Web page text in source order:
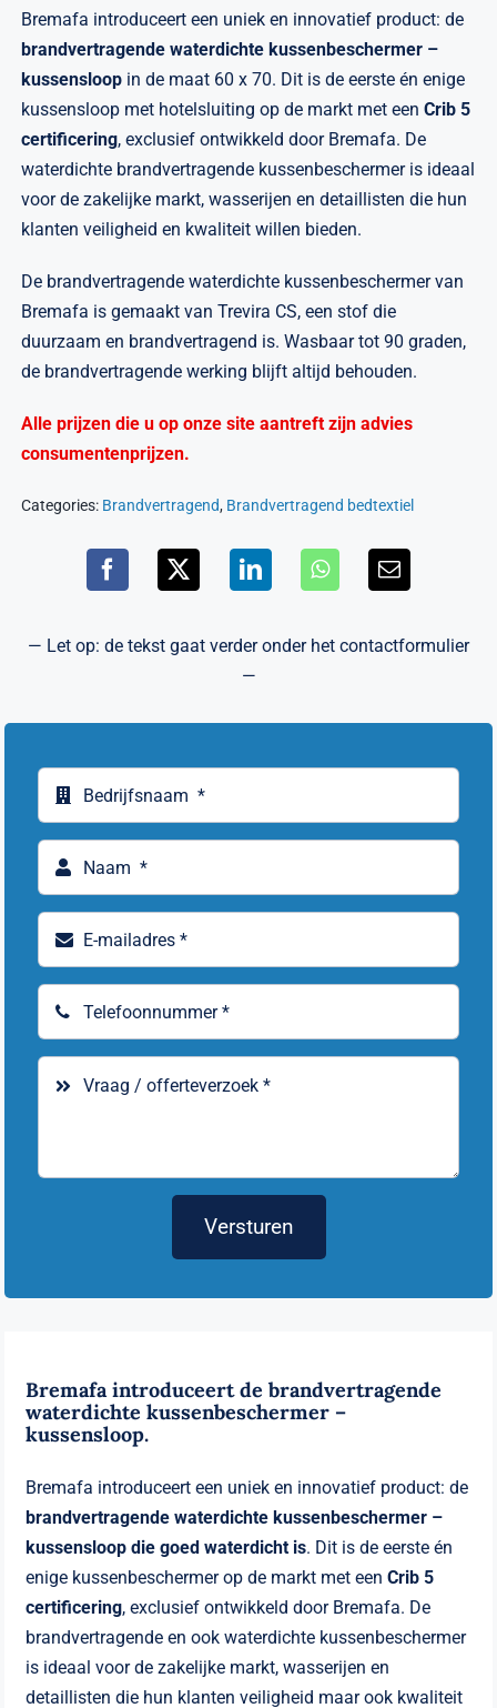
Bremafa introduceert een uniek en innovatief product: de
brandvertragende waterdichte kussenbeschermer –
kussensloop in de maat 60 x 70. Dit is de eerste én enige
kussensloop met hotelsluiting op de markt met eenCrib 5
certificering, exclusief ontwikkeld door Bremafa. De
waterdichte brandvertragende kussenbeschermer is ideaal
voor de zakelijke markt, wasserijen en detaillisten die hun
klanten veiligheid en kwaliteit willen bieden.
De brandvertragende waterdichte kussenbeschermer van
Bremafa is gemaakt van Trevira CS, een stof die
duurzaam en brandvertragend is. Wasbaar tot 90 graden,
de brandvertragende werking blijft altijd behouden.
Alle prijzen die u op onze site aantreft zijn advies
consumentenprijzen.
Categories: Brandvertragend, Brandvertragend bedtextiel
— Let op: de tekst gaat verder onder het contactformulier
—
Versturen
Bremafa introduceert de brandvertragende
waterdichte kussenbeschermer –
kussensloop.
Bremafa introduceert een uniek en innovatief product: de
brandvertragende waterdichte kussenbeschermer –
kussensloop die goed waterdicht is. Dit is de eerste én
enige kussenbeschermer op de markt met eenCrib 5
certificering, exclusief ontwikkeld door Bremafa. De
brandvertragende en ook waterdichte kussenbeschermer
is ideaal voor de zakelijke markt, wasserijen en
detaillisten die hun klanten veiligheid maar ook kwaliteit